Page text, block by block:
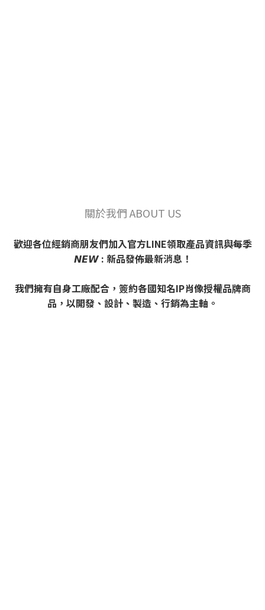
關於我們 ABOUT US
歡迎各位經銷商朋友們加入官方LINE領取產品資訊與每季
𝙉𝙀𝙒 : 新品發佈最新消息！
我們擁有自身工廠配合，簽約各國知名IP肖像授權品牌商
品，以開發、設計、製造、行銷為主軸。